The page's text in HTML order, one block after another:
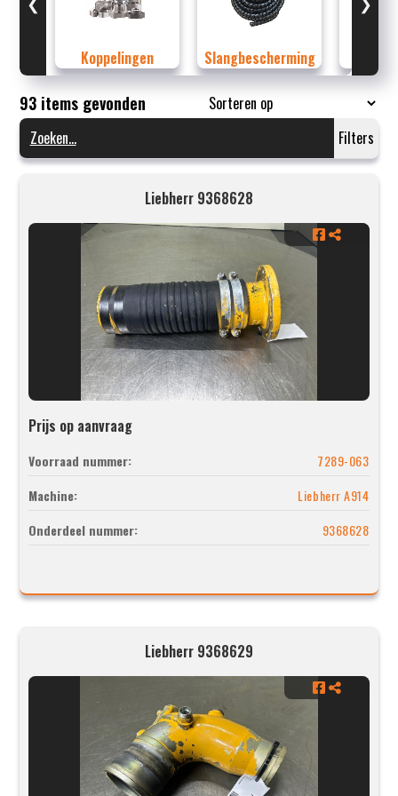
Koppelingen Slangbescherming
93 items gevonden
Filters
Liebherr 9368628
Prijs op aanvraag
Voorraad nummer:
7289-063
Machine:
Liebherr A914
Onderdeel nummer:
9368628
Liebherr 9368629